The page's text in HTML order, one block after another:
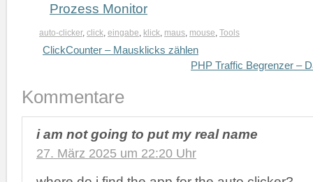
Prozess Monitor
auto-clicker, click, eingabe, klick, maus, mouse, Tools
ClickCounter – Mausklicks zählen
PHP Traffic Begrenzer –
Kommentare
i am not going to put my real name
27. März 2025 um 22:20 Uhr